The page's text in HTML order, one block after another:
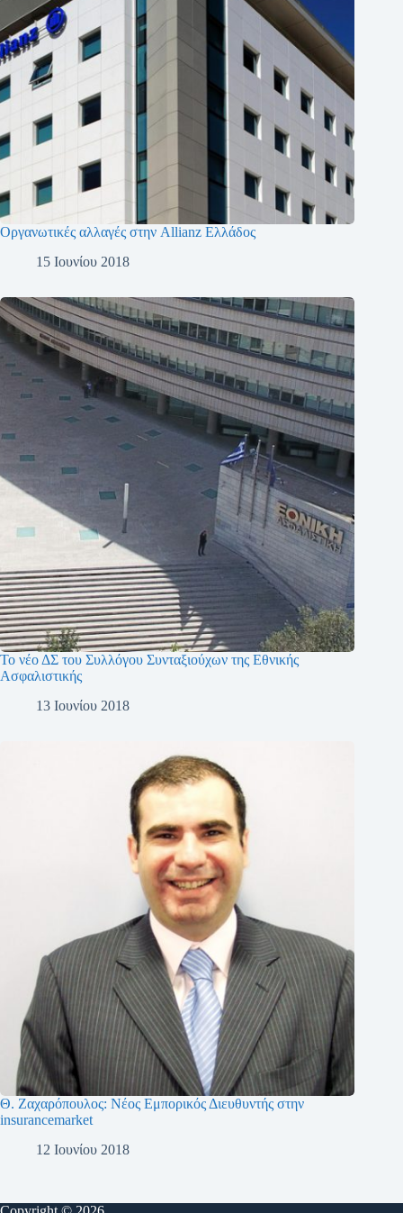
Οργανωτικές αλλαγές στην Allianz Ελλάδος
15 Ιουνίου 2018
Το νέο ΔΣ του Συλλόγου Συνταξιούχων της Εθνικής
Ασφαλιστικής
13 Ιουνίου 2018
Θ. Ζαχαρόπουλος: Νέος Εμπορικός Διευθυντής στην
insurancemarket
12 Ιουνίου 2018